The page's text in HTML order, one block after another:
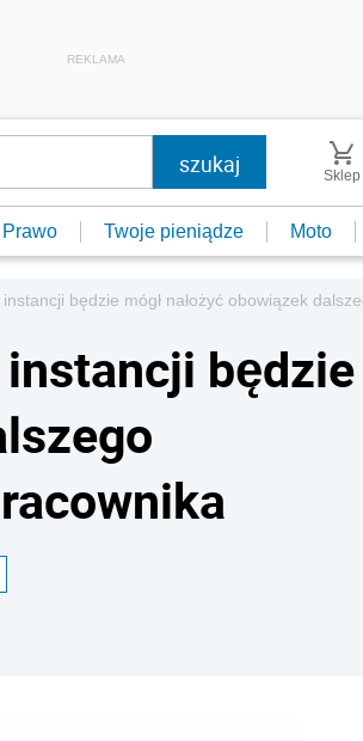
REKLAMA
Sklep
Prawo Twoje pieniądze Moto
będzie mógł nałożyć obowiązek
będzie